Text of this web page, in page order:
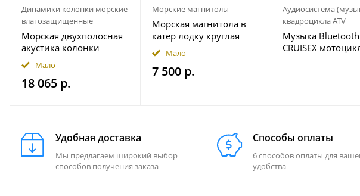
Динамики колонки морские
влагозащищенные
Морская двухполосная
акустика колонки
INFINITY 622MLW
Мало
18 065 р.
Морские магнитолы
Морская магнитола в
катер лодку круглая
Bluetooth AKAMATE MS-
10RV
Мало
7 500 р.
Аудиосистема
квадроцикла ATV
Музыка Bluetooth
CRUISEX
Удобная доставка
Мы предлагаем широкий выбор
способов получения заказа
Способы оплаты
6 способов оплаты для
удобства